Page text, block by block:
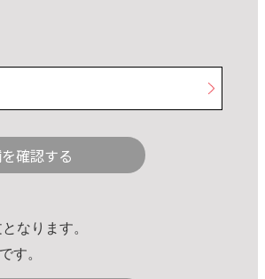
確認する
なります。
す。